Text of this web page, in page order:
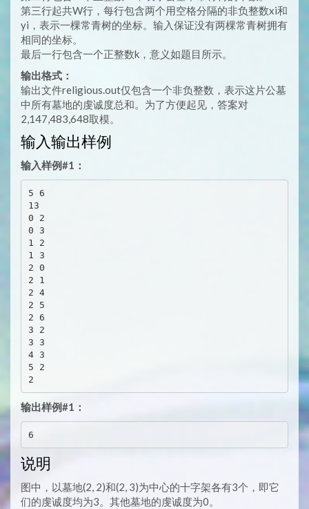
第三行起共W行，每行包含两个用空格分隔的非负整数xi和
yi，表示一棵常青树的坐标。输入保证没有两棵常青树拥有
相同的坐标。
最后一行包含一个正整数k，意义如题目所示。
输出格式：
输出文件religious.out仅包含一个非负整数，表示这片公墓
中所有墓地的虔诚度总和。为了方便起见，答案对
2,147,483,648取模。
输入输出样例
输入样例#1：
5 6
13
0 2
0 3
1 2
1 3
2 0
2 1
2 4
2 5
2 6
3 2
3 3
4 3
5 2
输出样例#1：
说明
图中，以墓地(2, 2)和(2, 3)为中心的十字架各有3个，即它
们的虔诚度均为3。其他墓地的虔诚度为0。